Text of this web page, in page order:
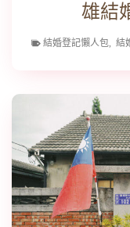
雄結
結婚登記懶人包 結